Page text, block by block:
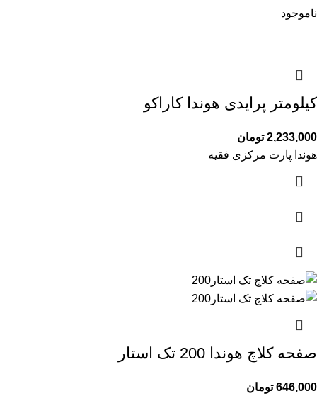
ناموجود
کیلومتر پرایدی هوندا کاراکو
2,233,000 تومان
هوندا پارت مرکزی فقیه
صفحه کلاچ هوندا 200 تک استار
646,000 تومان